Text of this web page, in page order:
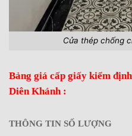
Cửa thép chống
Bảng giá cấp giấy kiểm
Diên Khánh :
THÔNG TIN SỐ LƯỢNG